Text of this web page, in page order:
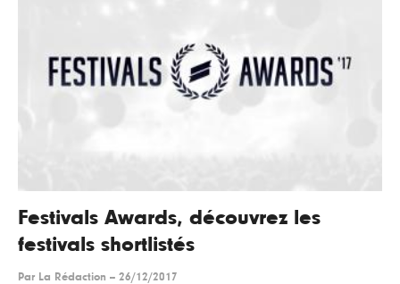
Festivals Awards, découvrez les
festivals shortlistés
Par La Rédaction -- 26/12/2017